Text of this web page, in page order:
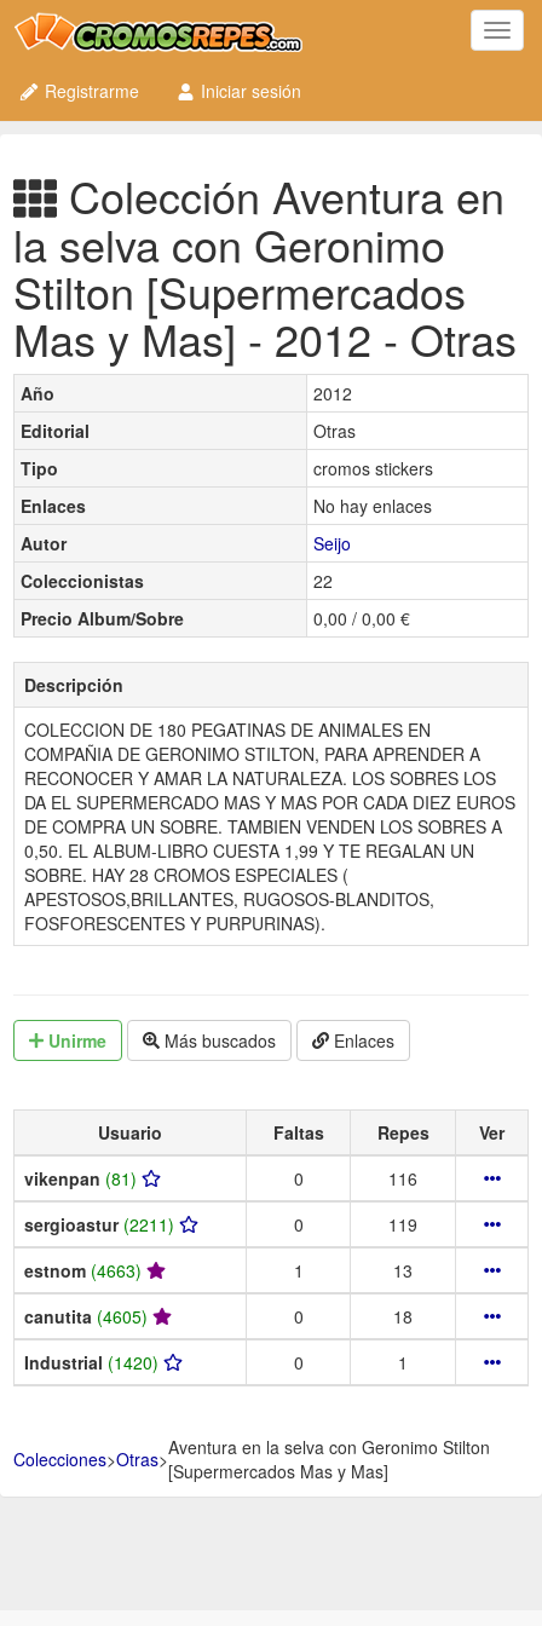
Registrarme
Iniciar sesión
Colección Aventura en
la selva con Geronimo
Stilton [Supermercados
Mas y Mas] - 2012 - Otras
Año
2012
Editorial
Otras
Tipo
cromos stickers
Enlaces
No hay enlaces
Autor
Seijo
Coleccionistas
22
Precio Album/Sobre
0,00 / 0,00 €
Descripción
COLECCION DE 180 PEGATINAS DE ANIMALES EN
COMPAÑIA DE GERONIMO STILTON, PARA APRENDER A
RECONOCER Y AMAR LA NATURALEZA. LOS SOBRES LOS
DA EL SUPERMERCADO MAS Y MAS POR CADA DIEZ EUROS
DE COMPRA UN SOBRE. TAMBIEN VENDEN LOS SOBRES A
0,50. EL ALBUM-LIBRO CUESTA 1,99 Y TE REGALAN UN
SOBRE. HAY 28 CROMOS ESPECIALES (
APESTOSOS,BRILLANTES, RUGOSOS-BLANDITOS,
FOSFORESCENTES Y PURPURINAS).
Unirme Más buscados Enlaces
Usuario Faltas Repes
Ver
vikenpan (81) 0
116
sergioastur (2211) 0
119
estnom (4663) 1
13
canutita (4605) 0
18
Industrial (1420) 0 1
Colecciones>Otras>Aventura en la selva con Geronimo Stilton
[Supermercados Mas y Mas]